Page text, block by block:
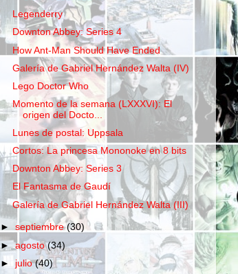
Legenderry
Downton Abbey: Series 4
How Ant-Man Should Have Ended
Galería de Gabriel Hernández Walta (IV)
Lego Doctor Who
Momento de la semana (LXXXVI): El
origen del Docto...
Lunes de postal: Uppsala
Cortos: La princesa Mononoke en 8 bits
Downton Abbey: Series 3
El Fantasma de Gaudí
Galería de Gabriel Hernández Walta (III)
►septiembre(30)
►agosto(34)
►julio(40)